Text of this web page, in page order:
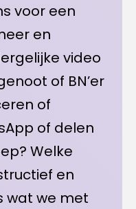
voor een
en
video
of BN’er
of
of delen
Welke
en
wat we met